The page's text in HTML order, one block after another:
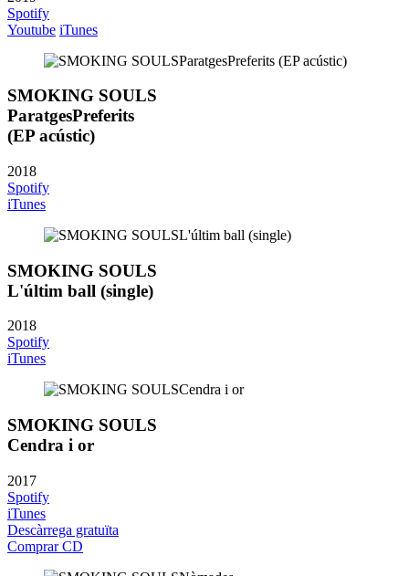
Spotify
Youtube iTunes
SMOKING SOULS
ParatgesPreferits
(EP acústic)
2018
Spotify
iTunes
SMOKING SOULS
L'últim ball (single)
2018
Spotify
iTunes
SMOKING SOULS
Cendra i or
2017
Spotify
iTunes
Descàrrega gratuïta
Comprar CD